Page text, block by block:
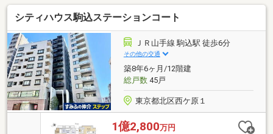
変明るい印象です。是非、室内の開放感をご体感下さ
い！◇LDK約12.6帖＋洋室約6.0帖＋洋室約4.2帖＋洋室
約4.0帖◇バルコニー部分：8.11㎡□総戸数：34戸□ペ
ット飼育可能（規約による制限有）◆お部屋の特徴
□TES温水式床暖房（LD部分）□天井高約２５００ｍｍ
（洋室・ＬＤ）※一部除く□豊富な収納スペース□２４
時間換気システム
シティハウス駒込ステーションコート
ＪＲ山手線 駒込駅 徒歩6分
その他の交通
築8年6ヶ月/12階建
総戸数45戸
東京都北区西ケ原１
1億2,800万円